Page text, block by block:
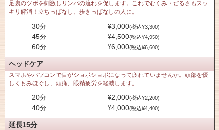
足裏のツボを刺激しリンパの流れを促します。これでむくみ・だるさもスッ
キリ解消！立ちっぱなし、歩きっぱなしの人に。
30分 ¥3,000(税込¥3,300)
45分 ¥4,500(税込¥4,950)
60分 ¥6,000(税込¥6,600)
ヘッドケア
スマホやパソコンで目がショボショボになって疲れていませんか。頭部を優
しくもみほぐし、頭痛、眼精疲労を軽減します。
20分 ¥2,000(税込¥2,200)
40分 ¥4,000(税込¥4,400)
延長15分